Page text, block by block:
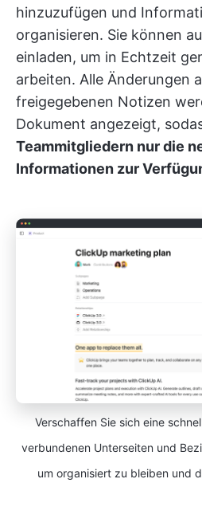
hinzuzufügen und
organisieren. Sie können
einladen, um in Echtzeit
arbeiten. Alle Änderungen
freigegebenen Notizen
Dokument angezeigt,
Teammitgliedern nur die
Informationen zur
Verschaffen Sie sich eine
verbundenen Unterseiten und
um organisiert zu bleiben und